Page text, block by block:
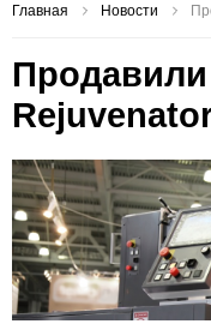
Главная Новости